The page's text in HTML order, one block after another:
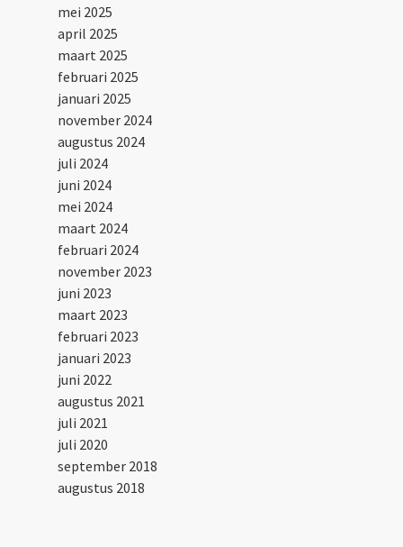
mei 2025
april 2025
maart 2025
februari 2025
januari 2025
november 2024
augustus 2024
juli 2024
juni 2024
mei 2024
maart 2024
februari 2024
november 2023
juni 2023
maart 2023
februari 2023
januari 2023
juni 2022
augustus 2021
juli 2021
juli 2020
september 2018
augustus 2018